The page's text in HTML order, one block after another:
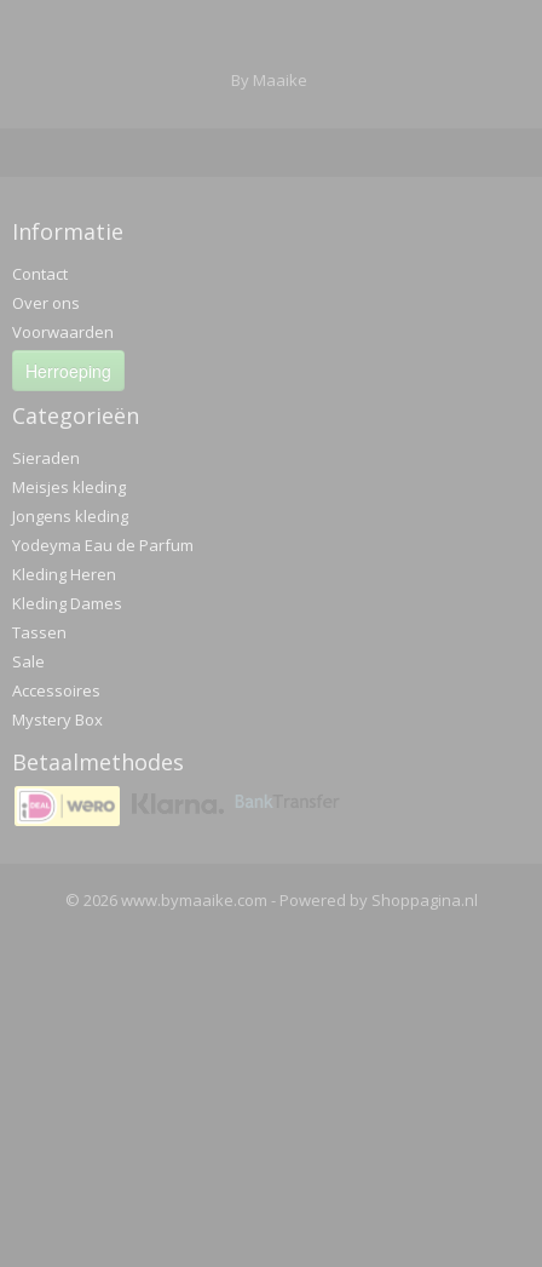
By Maaike
Informatie
Contact
Over ons
Voorwaarden
Herroeping
Categorieën
Sieraden
Meisjes kleding
Jongens kleding
Yodeyma Eau de Parfum
Kleding Heren
Kleding Dames
Tassen
Sale
Accessoires
Mystery Box
Betaalmethodes
© 2026 www.bymaaike.com - Powered by Shoppagina.nl